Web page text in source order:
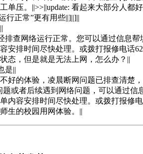
单压。||>>||update: 看起来大部分人
行正常”更有用些||]||]||
排查网络运行正常。您可以通过信息
安排时间尽快处理。或拨打报修电话
态，但是就是无法上网，怎么办？||
是||
好的体验，凌晨断网问题已排查清楚
题或者后续遇到网络问题，可以通过
内容安排时间尽快处理。或拨打报修
生的校园用网体验。||